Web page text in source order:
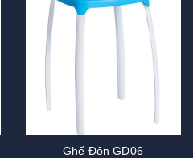
Ghế Đôn GD06